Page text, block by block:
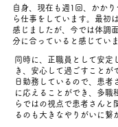
自身、現在も週1回、かか
ら仕事をしています。最初
感じましたが、今では体調
分に合っていると感じていま
同時に、正職員として安定
き、安心して過ごすことが
日勤務しているので、患者
に応えることができ、多職
らではの視点で患者さんと
るのも大きなやりがいに繋